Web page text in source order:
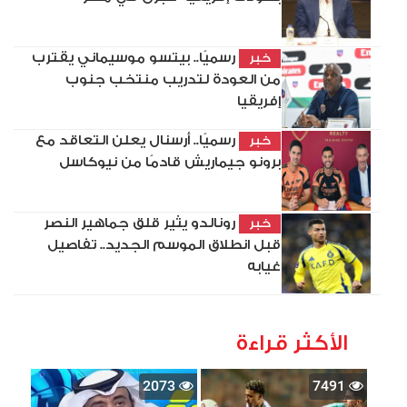
خبر
رسميًا.. بيتسو موسيماني يقترب
من العودة لتدريب منتخب جنوب
إفريقيا
خبر
رسميًا.. أرسنال يعلن التعاقد مع
برونو جيماريش قادمًا من نيوكاسل
خبر
رونالدو يثير قلق جماهير النصر
قبل انطلاق الموسم الجديد.. تفاصيل
غيابه
الأكثر قراءة
7491
2073